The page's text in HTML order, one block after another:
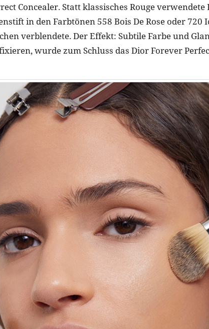
Concealer. Statt klassisches Rouge verwendete
in den Farbtönen 558 Bois De Rose oder 720
verblendete. Der Effekt: Subtile Farbe und
wurde zum Schluss das Dior Forever